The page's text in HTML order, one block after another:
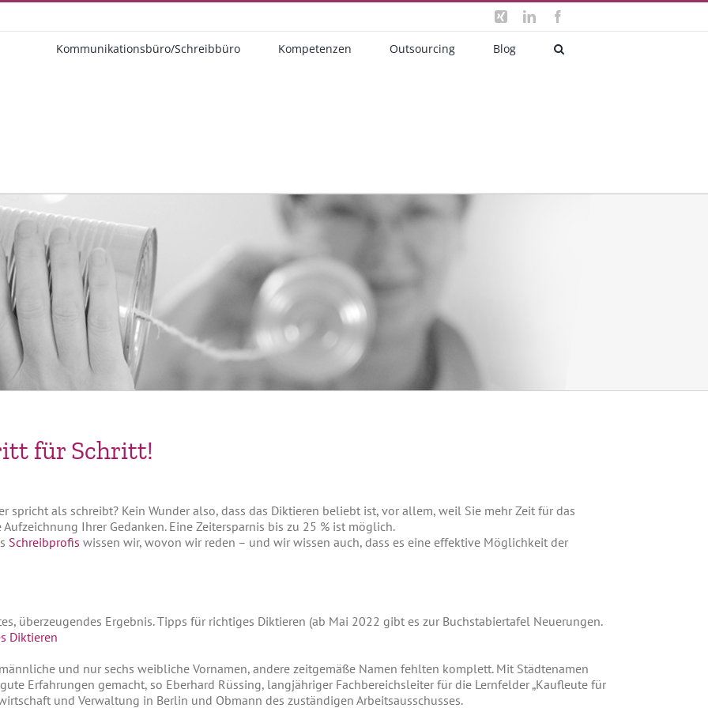
Xing LinkedIn
Kommunikationsbüro/Schreibbüro Kompetenzen Outsourcing Blog
für Schritt!
spricht als schreibt? Kein Wunder also, dass das Diktieren beliebt ist, vor allem, weil Sie mehr Zeit für das
Ihrer Gedanken. Eine Zeitersparnis bis zu 25 % ist möglich.
Schreibprofis wissen wir, wovon wir reden – und wir wissen auch, dass es eine effektive Möglichkeit der
überzeugendes Ergebnis. Tipps für richtiges Diktieren (ab Mai 2022 gibt es zur Buchstabiertafel Neuerungen.
Diktieren
und nur sechs weibliche Vornamen, andere zeitgemäße Namen fehlten komplett. Mit Städtenamen
Erfahrungen gemacht, so Eberhard Rüssing, langjähriger Fachbereichsleiter für die Lernfelder „Kaufleute für
und Verwaltung in Berlin und Obmann des zuständigen Arbeitsausschusses.